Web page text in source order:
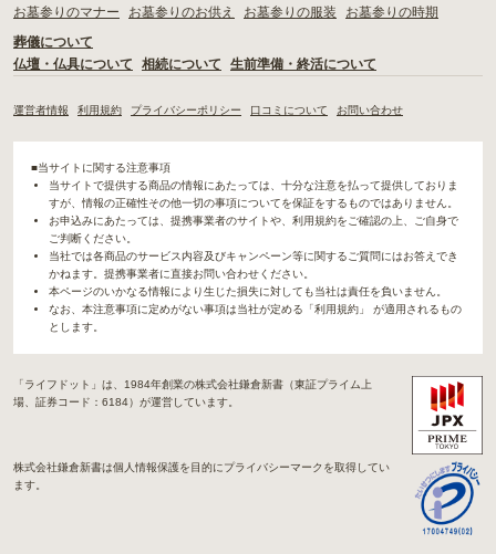
お墓参りのマナー
お墓参りのお供え お墓参りの服装
お墓参りの時期
葬儀について
仏壇・仏具について
相続について 生前準備・終活について
運営者情報 利用規約 プライバシーポリシー 口コミについて お問い合わせ
■当サイトに関する注意事項
当サイトで提供する商品の情報にあたっては、十分な注意を払って提供しておりま
すが、情報の正確性その他一切の事項についてを保証をするものではありません。
お申込みにあたっては、提携事業者のサイトや、利用規約をご確認の上、ご自身で
ご判断ください。
当社では各商品のサービス内容及びキャンペーン等に関するご質問にはお答えでき
かねます。提携事業者に直接お問い合わせください。
本ページのいかなる情報により生じた損失に対しても当社は責任を負いません。
なお、本注意事項に定めがない事項は当社が定める「利用規約」 が適用されるもの
とします。
「ライフドット」は、1984年創業の株式会社鎌倉新書（東証プライム上
場、証券コード：6184）が運営しています。
株式会社鎌倉新書は個人情報保護を目的にプライバシーマークを取得してい
ます。